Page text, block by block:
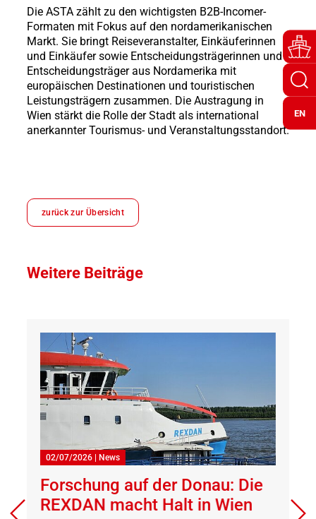
EN
Die ASTA zählt zu den wichtigsten B2B-Incomer-
Formaten mit Fokus auf den nordamerikanischen
Markt. Sie bringt Reiseveranstalter, Einkäuferinnen
und Einkäufer sowie Entscheidungsträgerinnen und
Entscheidungsträger aus Nordamerika mit
europäischen Destinationen und touristischen
Leistungsträgern zusammen. Die Austragung in
Wien stärkt die Rolle der Stadt als international
anerkannter Tourismus- und Veranstaltungsstandort.
zurück zur Übersicht
Weitere Beiträge
02/07/2026| News
Forschung auf der Donau: Die
REXDAN macht Halt in Wien